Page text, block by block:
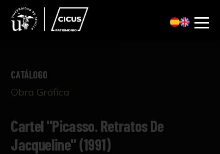
CATÁLOGO
Obra Gráfica
Cartel "Picasso. Retratos De
Jacqueline" (1991)